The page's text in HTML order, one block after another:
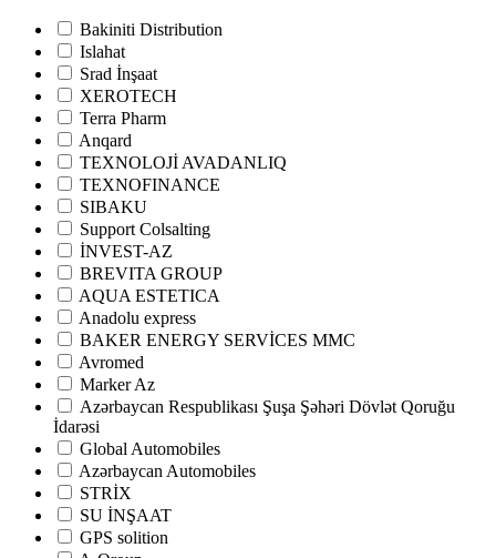
Bakiniti Distribution
Islahat
Srad İnşaat
XEROTECH
Terra Pharm
Anqard
TEXNOLOJİ AVADANLIQ
TEXNOFINANCE
SIBAKU
Support Colsalting
İNVEST-AZ
BREVITA GROUP
AQUA ESTETICA
Anadolu express
BAKER ENERGY SERVİCES MMC
Avromed
Marker Az
Аzərbaycan Respublikası Şuşa Şəhəri Dövlət Qoruğu
İdarəsi
Global Automobiles
Azərbaycan Automobiles
STRİX
SU İNŞAAT
GPS solition